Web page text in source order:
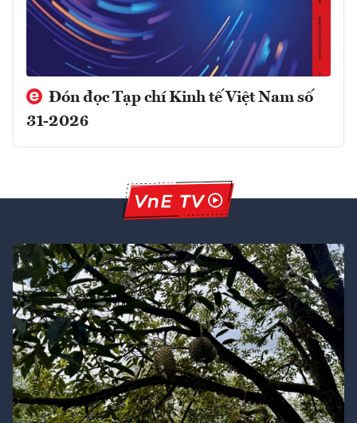
Đón đọc Tạp chí Kinh tế Việt Nam số
31-2026